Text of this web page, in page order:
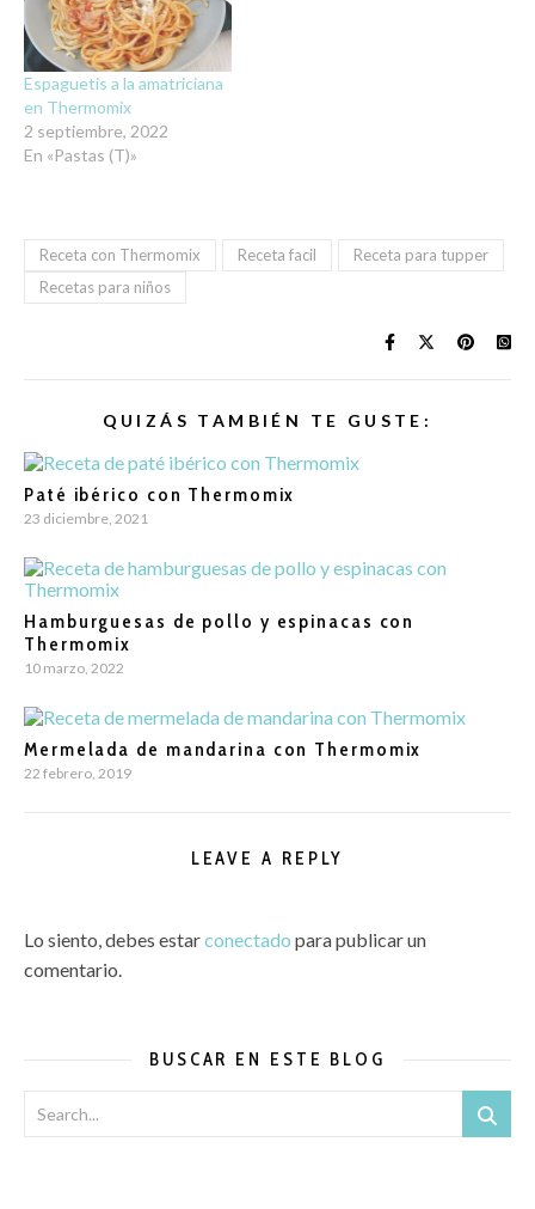
Espaguetis a la amatriciana
en Thermomix
2 septiembre, 2022
En «Pastas (T)»
Receta con Thermomix Receta facil
Receta para tupper
Recetas para niños
QUIZÁS TAMBIÉN TE GUSTE:
Paté ibérico con Thermomix
23 diciembre, 2021
Hamburguesas de pollo y espinacas con
Thermomix
10 marzo, 2022
Mermelada de mandarina con Thermomix
22 febrero, 2019
LEAVE A REPLY
Lo siento, debes estarconectado para publicar un
comentario.
BUSCAR EN ESTE BLOG